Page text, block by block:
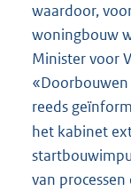
waardoor,
woningbouw
Minister voor
reeds
het kabinet
van